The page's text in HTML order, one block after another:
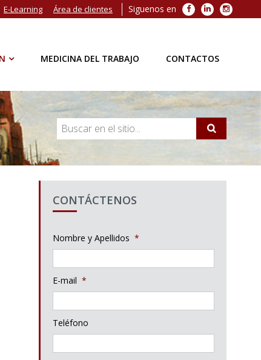
Siguenos en Facebook
LinkedIn
E-Learning Área de clientes
MEDICINA DEL TRABAJO CONTACTOS
CONTÁCTENOS
Nombre y Apellidos *
E-mail *
Teléfono